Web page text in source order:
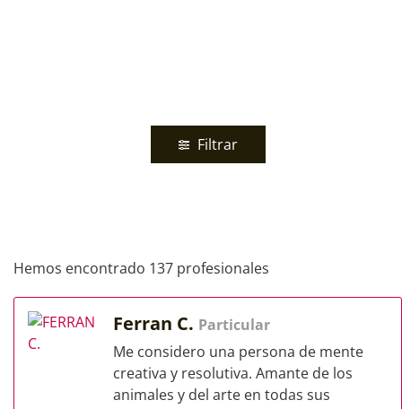
Filtrar
Hemos encontrado 137 profesionales
Ferran C. Particular
Me considero una persona de mente
creativa y resolutiva. Amante de los
animales y del arte en todas sus